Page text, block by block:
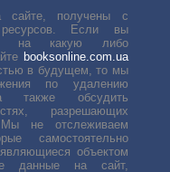
сайте, получены с
ресурсов. Если вы
на какую либо
booksonline.com.ua
в будущем, то мы
по удалению
также обсудить
разрешающих
Мы не отслеживаем
самостоятельно
объектом
данные на сайт,